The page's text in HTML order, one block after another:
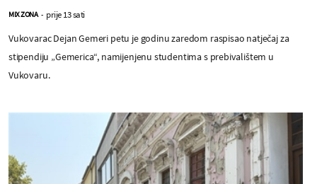
MIX ZONA - prije 13 sati
Vukovarac Dejan Gemeri petu je godinu zaredom raspisao natječaj za
stipendiju „Gemerica“, namijenjenu studentima s prebivalištem u
Vukovaru.